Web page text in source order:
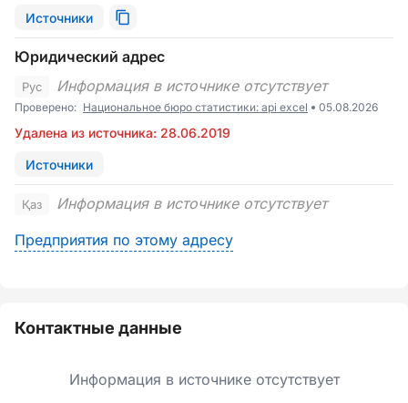
Источники
Юридический адрес
Рус Информация в источнике отсутствует
Проверено: Национальное бюро статистики: api excel 05.08.2026
Удалена из источника: 28.06.2019
Источники
Қаз
Информация в источнике отсутствует
Предприятия по этому адресу
Контактные данные
Информация в источнике отсутствует